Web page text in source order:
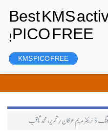
رجسٹر
ڈائریکٹر مریم عرفان/تحریر: محمد ثاقب
KMS PICO FREE